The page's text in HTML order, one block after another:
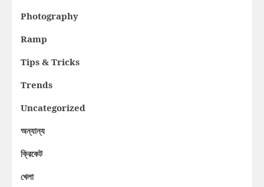
Photography
Ramp
Tips & Tricks
Trends
Uncategorized
অন্যান্য
ক্রিকেট
খেলা